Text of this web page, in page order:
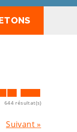
644 résultat(s)
Suivant »